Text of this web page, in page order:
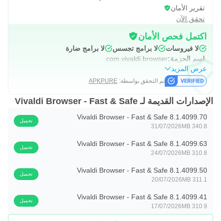
لمحة:
Translate (بدعم من Lingvanex).
- دوّن ملاحظاتك أثناء تصفحك وقم بمزامنتها بأمان بين جميع
أجهزتك.
وشاركها بسرعة.
- امسح رموز الاستجابة السريعة لمشاركة الروابط بين الأجهزة.
باستخدام الفلاتر.
احتفظ ببيانات تصفحك معك
تصفحك من حيث توقفت بمزامنة البيانات بين الأجهزة. تتم مزامنة
علامات التبويب المفتوحة، وبيانات تسجيل الدخول المحفوظة،
تقرير الأمان
تحقق الآن
اكتمل فحص الأمان
لا فيروسات لا برامج تجسس
لا برامج ضارة
اسم الحزمة:com.vivaldi.browser
عرض المزيد
تم التحقق بواسطة: APKPURE
الإصدارات القديمة لـ Vivaldi Browser - Fast & Safe
Vivaldi Browser - Fast & Safe 8.1.4099.70
340.8 MB
31/07/2026
تحميل
Vivaldi Browser - Fast & Safe 8.1.4099.63
310.8 MB
24/07/2026
تحميل
Vivaldi Browser - Fast & Safe 8.1.4099.50
311.1 MB
20/07/2026
تحميل
Vivaldi Browser - Fast & Safe 8.1.4099.41
310.9 MB
17/07/2026
تحميل